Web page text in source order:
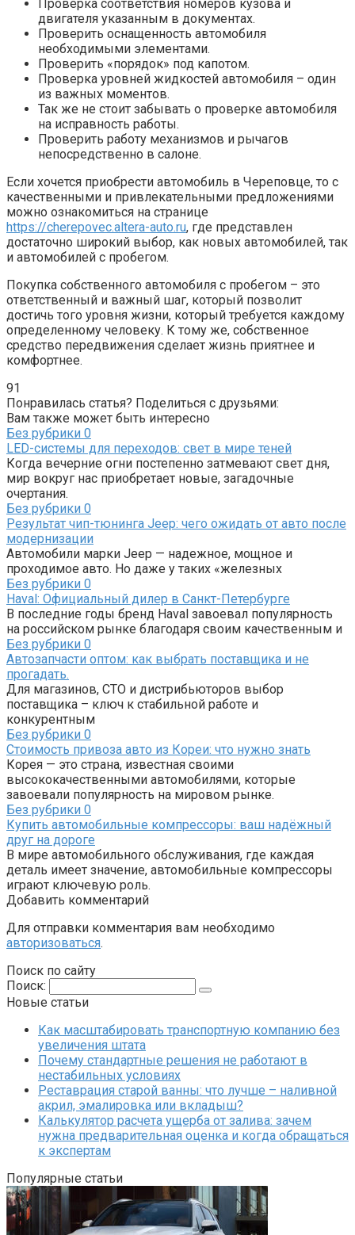
Проверка соответствия номеров кузова и
двигателя указанным в документах.
Проверить оснащенность автомобиля
необходимыми элементами.
Проверить «порядок» под капотом.
Проверка уровней жидкостей автомобиля – один
из важных моментов.
Так же не стоит забывать о проверке автомобиля
на исправность работы.
Проверить работу механизмов и рычагов
непосредственно в салоне.
Если хочется приобрести автомобиль в Череповце, то с
качественными и привлекательными предложениями
можно ознакомиться на странице
https://cherepovec.altera-auto.ru, где представлен
достаточно широкий выбор, как новых автомобилей, так
и автомобилей с пробегом.
Покупка собственного автомобиля с пробегом – это
ответственный и важный шаг, который позволит
достичь того уровня жизни, который требуется каждому
определенному человеку. К тому же, собственное
средство передвижения сделает жизнь приятнее и
комфортнее.
91
Понравилась статья? Поделиться с друзьями:
Вам также может быть интересно
Без рубрики 0
LED-системы для переходов: свет в мире теней
Когда вечерние огни постепенно затмевают свет дня,
мир вокруг нас приобретает новые, загадочные
очертания.
Без рубрики 0
Результат чип-тюнинга Jeep: чего ожидать от авто после
модернизации
Автомобили марки Jeep — надежное, мощное и
проходимое авто. Но даже у таких «железных
Без рубрики 0
Haval: Официальный дилер в Санкт-Петербурге
В последние годы бренд Haval завоевал популярность
на российском рынке благодаря своим качественным и
Без рубрики 0
Автозапчасти оптом: как выбрать поставщика и не
прогадать.
Для магазинов, СТО и дистрибьюторов выбор
поставщика – ключ к стабильной работе и
конкурентным
Без рубрики 0
Стоимость привоза авто из Кореи: что нужно знать
Корея — это страна, известная своими
высококачественными автомобилями, которые
завоевали популярность на мировом рынке.
Без рубрики 0
Купить автомобильные компрессоры: ваш надёжный
друг на дороге
В мире автомобильного обслуживания, где каждая
деталь имеет значение, автомобильные компрессоры
играют ключевую роль.
Добавить комментарий
Для отправки комментария вам необходимо
авторизоваться.
Поиск по сайту
Поиск:
Новые статьи
Как масштабировать транспортную компанию без
увеличения штата
Почему стандартные решения не работают в
нестабильных условиях
Реставрация старой ванны: что лучше – наливной
акрил, эмалировка или вкладыш?
Калькулятор расчета ущерба от залива: зачем
нужна предварительная оценка и когда обращаться
к экспертам
Популярные статьи